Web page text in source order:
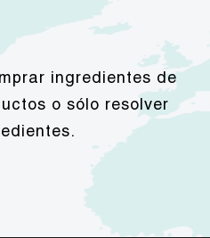
ingredientes de
o sólo resolver